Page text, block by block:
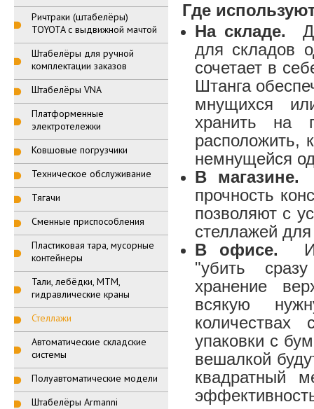
Ричтраки (штабелёры)
TOYOTA с выдвижной мачтой
Штабелёры для ручной
комплектации заказов
Штабелёры VNA
Платформенные
электротележки
Ковшовые погрузчики
Техническое обслуживание
Тягачи
Сменные приспособления
Пластиковая тара, мусорные
контейнеры
Тали, лебёдки, МТМ,
гидравлические краны
Стеллажи
Автоматические складские
системы
Полуавтоматические модели
Штабелёры Armanni
Где
На складе.
для складов
сочетает в
Штанга
мнущихся
хранить на
расположить,
немнущейся
В магазине.
прочность
позволяют с
стеллажей
В офисе.
"убить
хранение
всякую
упаковки с
вешалкой
квадратный